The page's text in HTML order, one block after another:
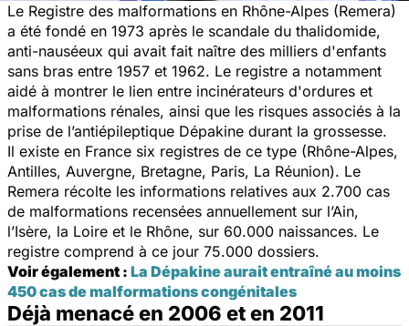
Le Registre des malformations en Rhône-Alpes (Remera)
a été fondé en 1973 après le scandale du thalidomide,
anti-nauséeux qui avait fait naître des milliers d'enfants
sans bras entre 1957 et 1962. Le registre a notamment
aidé à montrer le lien entre incinérateurs d'ordures et
malformations rénales, ainsi que les risques associés à la
prise de l’antiépileptique Dépakine durant la grossesse.
Il existe en France six registres de ce type (Rhône-Alpes,
Antilles, Auvergne, Bretagne, Paris, La Réunion). Le
Remera récolte les informations relatives aux 2.700 cas
de malformations recensées annuellement sur l’Ain,
l’Isère, la Loire et le Rhône, sur 60.000 naissances. Le
registre comprend à ce jour 75.000 dossiers.
Voir également : La Dépakine aurait entraîné au moins
450 cas de malformations congénitales
Déjà menacé en 2006 et en 2011